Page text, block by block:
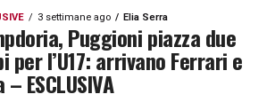
3 settimane ago Elia Serra
Puggioni piazza due
per l’U17: arrivano Ferrari e
ESCLUSIVA